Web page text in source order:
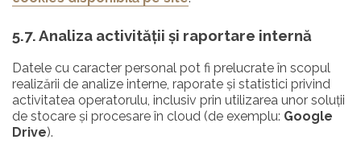
5.7. Analiza activității și raportare internă
Datele cu caracter personal pot fi prelucrate în scopul
realizării de analize interne, raporate și statistici privind
activitatea operatorulu, inclusiv prin utilizarea unor soluții
de stocare și procesare în cloud (de exemplu: Google
Drive).